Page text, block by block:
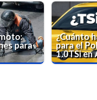
para
¿Cuánto
para el
1.0TSi en